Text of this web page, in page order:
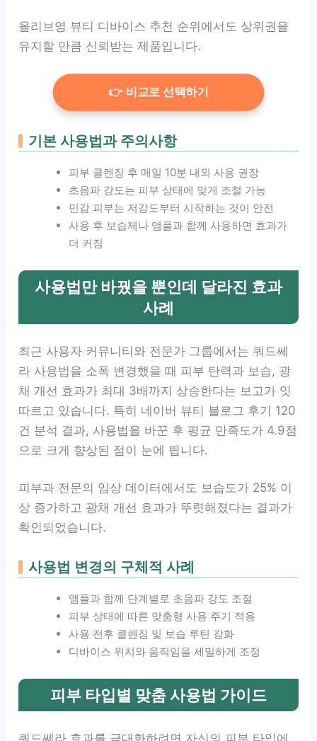
올리브영 뷰티 디바이스 추천 순위에서도 상위권을
유지할 만큼 신뢰받는 제품입니다.
👉 비교로 선택하기
기본 사용법과 주의사항
피부 클렌징 후 매일 10분 내외 사용 권장
초음파 강도는 피부 상태에 맞게 조절 가능
민감 피부는 저강도부터 시작하는 것이 안전
사용 후 보습제나 앰플과 함께 사용하면 효과가
더 커짐
사용법만 바꿨을 뿐인데 달라진 효과
사례
최근 사용자 커뮤니티와 전문가 그룹에서는 쿼드쎄
라 사용법을 소폭 변경했을 때 피부 탄력과 보습, 광
채 개선 효과가 최대 3배까지 상승한다는 보고가 잇
따르고 있습니다. 특히 네이버 뷰티 블로그 후기 120
건 분석 결과, 사용법을 바꾼 후 평균 만족도가 4.9점
으로 크게 향상된 점이 눈에 띕니다.
피부과 전문의 임상 데이터에서도 보습도가 25% 이
상 증가하고 광채 개선 효과가 뚜렷해졌다는 결과가
확인되었습니다.
사용법 변경의 구체적 사례
앰플과 함께 단계별로 초음파 강도 조절
피부 상태에 따른 맞춤형 사용 주기 적용
사용 전후 클렌징 및 보습 루틴 강화
디바이스 위치와 움직임을 세밀하게 조정
피부 타입별 맞춤 사용법 가이드
쿼드쎄라 효과를 극대화하려면 자신의 피부 타입에